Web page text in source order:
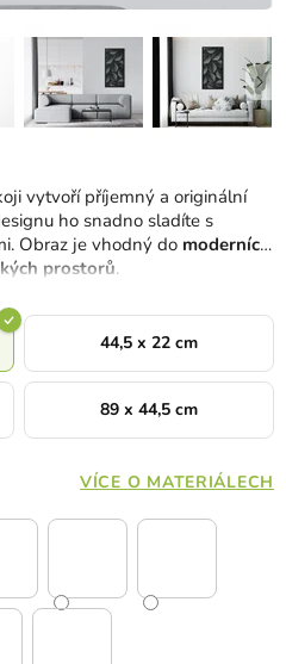
vytvoří příjemný a originální
ho snadno sladíte s
Obraz je vhodný do moderních
prostorů.
44,5 x 22 cm
89 x 44,5 cm
VÍCE O MATERIÁLECH